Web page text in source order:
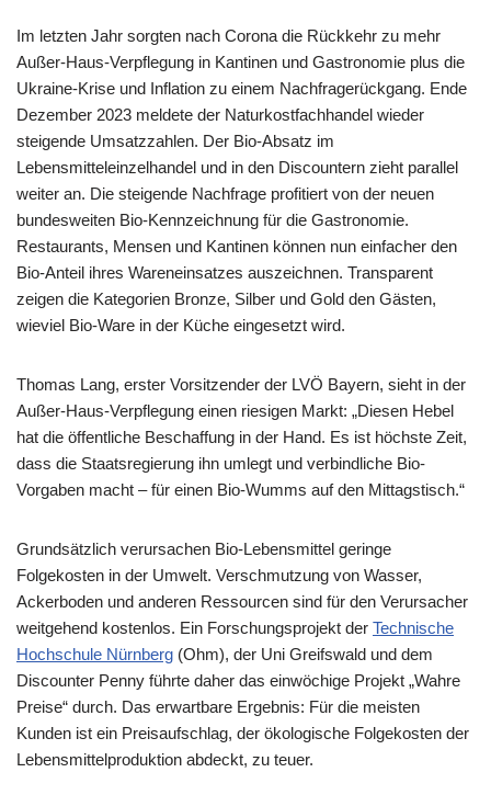
Im letzten Jahr sorgten nach Corona die Rückkehr zu mehr
Außer-Haus-Verpflegung in Kantinen und Gastronomie plus die
Ukraine-Krise und Inflation zu einem Nachfragerückgang. Ende
Dezember 2023 meldete der Naturkostfachhandel wieder
steigende Umsatzzahlen. Der Bio-Absatz im
Lebensmitteleinzelhandel und in den Discountern zieht parallel
weiter an. Die steigende Nachfrage profitiert von der neuen
bundesweiten Bio-Kennzeichnung für die Gastronomie.
Restaurants, Mensen und Kantinen können nun einfacher den
Bio-Anteil ihres Wareneinsatzes auszeichnen. Transparent
zeigen die Kategorien Bronze, Silber und Gold den Gästen,
wieviel Bio-Ware in der Küche eingesetzt wird.
Thomas Lang, erster Vorsitzender der LVÖ Bayern, sieht in der
Außer-Haus-Verpflegung einen riesigen Markt: „Diesen Hebel
hat die öffentliche Beschaffung in der Hand. Es ist höchste Zeit,
dass die Staatsregierung ihn umlegt und verbindliche Bio-
Vorgaben macht – für einen Bio-Wumms auf den Mittagstisch.“
Grundsätzlich verursachen Bio-Lebensmittel geringe
Folgekosten in der Umwelt. Verschmutzung von Wasser,
Ackerboden und anderen Ressourcen sind für den Verursacher
weitgehend kostenlos. Ein Forschungsprojekt der Technische
Hochschule Nürnberg (Ohm), der Uni Greifswald und dem
Discounter Penny führte daher das einwöchige Projekt „Wahre
Preise“ durch. Das erwartbare Ergebnis: Für die meisten
Kunden ist ein Preisaufschlag, der ökologische Folgekosten der
Lebensmittelproduktion abdeckt, zu teuer.